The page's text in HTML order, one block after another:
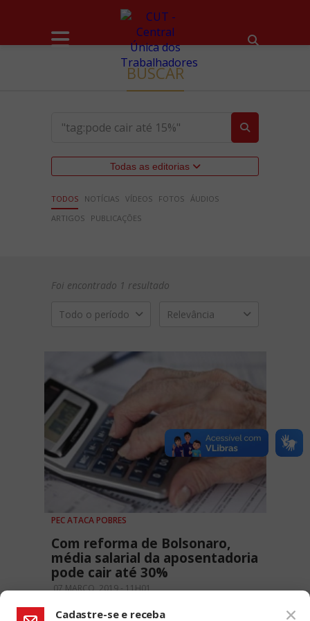
BUSCAR
Todas as editorias
TODOS NOTÍCIAS VÍDEOS FOTOS ÁUDIOS
ARTIGOS
PUBLICAÇÕES
Foi encontrado 1 resultado
Todo o período Relevância
PEC ATACA POBRES
Com reforma de Bolsonaro,
média salarial da aposentadoria
pode cair até 30%
07 MARÇO, 2019 - 11H01
Cadastre-se e receba